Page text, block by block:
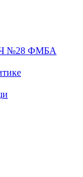
№28 ФМБА